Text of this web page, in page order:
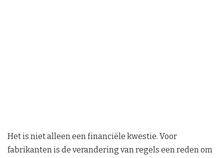
Het is niet alleen een financiële kwestie. Voor
fabrikanten is de verandering van regels een reden om